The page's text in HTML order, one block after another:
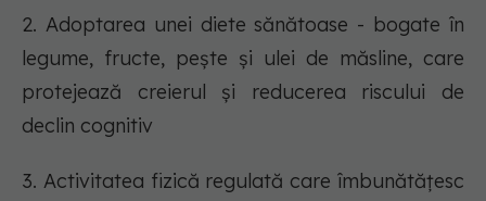
2. Adoptarea unei diete sănătoase - bogate în
legume, fructe, pește și ulei de măsline, care
protejează creierul și reducerea riscului de
declin cognitiv
3. Activitatea fizică regulată care îmbunătățesc